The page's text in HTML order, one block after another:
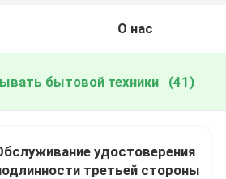
О нас
бытовой техники (41)
удостоверения
третьей стороны